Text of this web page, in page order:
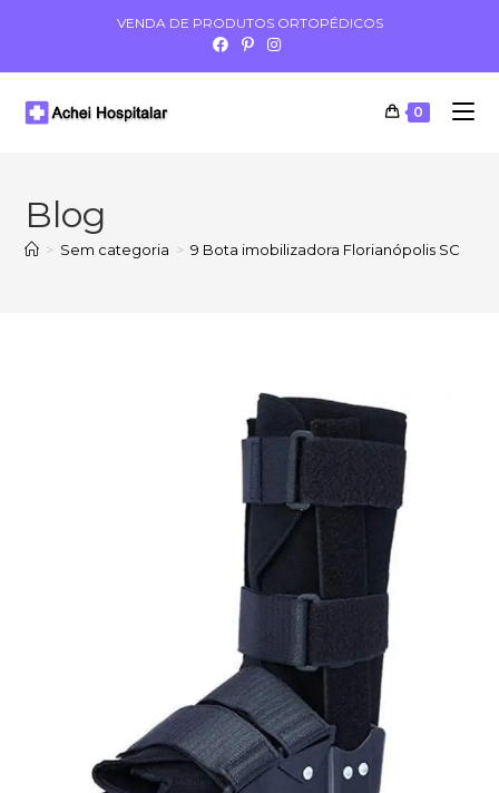
VENDA DE PRODUTOS ORTOPÉDICOS
0
Blog
> Sem categoria > 9 Bota imobilizadora Florianópolis SC